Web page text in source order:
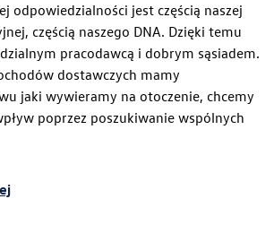
odpowiedzialności jest częścią naszej
częścią naszego DNA. Dzięki temu
pracodawcą i dobrym sąsiadem.
dostawczych mamy
jaki wywieramy na otoczenie, chcemy
poprzez poszukiwanie wspólnych